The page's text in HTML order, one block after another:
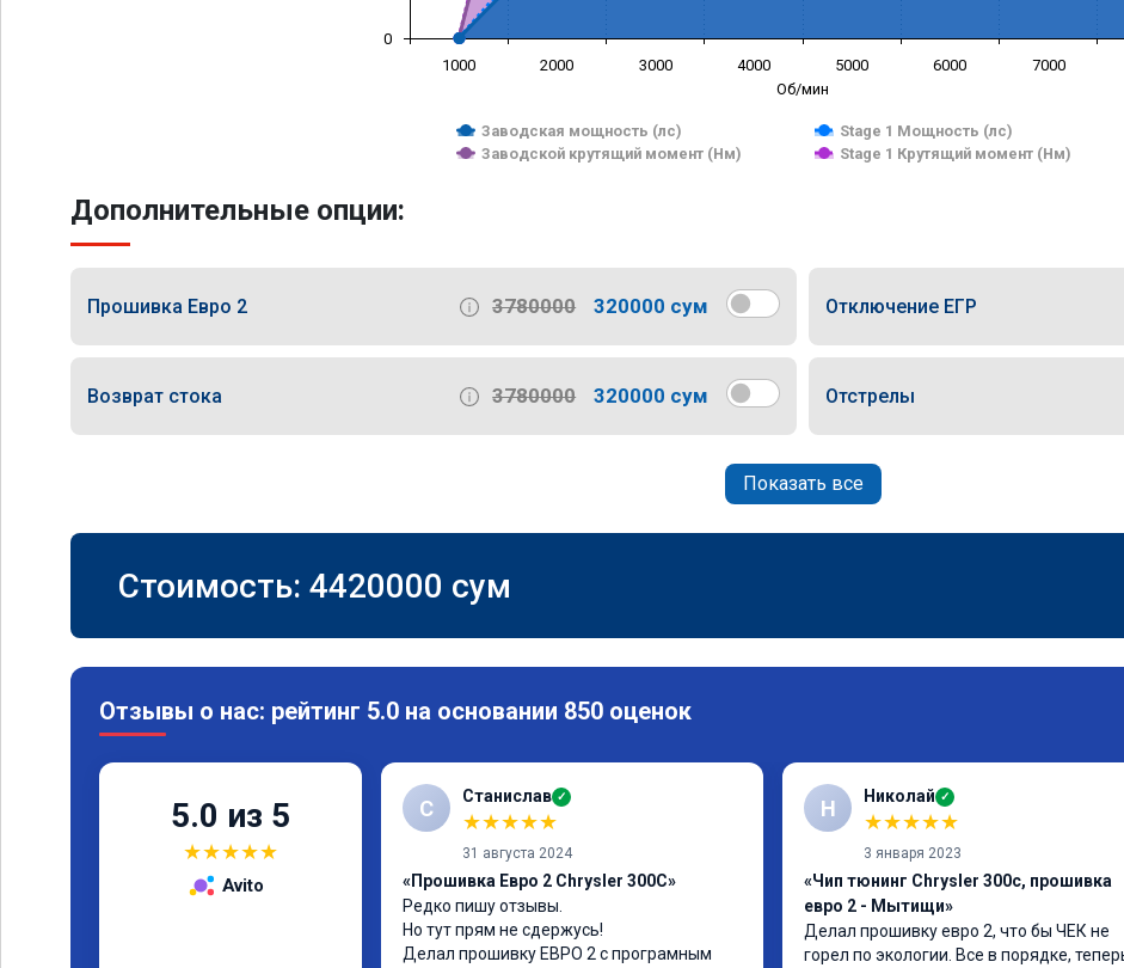
Об/мин
Заводская мощность (лс)
Stage 1 Мощность (лс)
Заводской крутящий момент (Нм)
Stage 1 Крутящий момент (Нм)
1000 2000 3000 4000 5000 6000 7000
0
Дополнительные опции:
Прошивка Евро 2 3780000 320000 сум Отключение ЕГР
Возврат стока 3780000 320000 сум Отстрелы
Показать все
Стоимость: 4420000 сум
Отзывы о нас: рейтинг 5.0 на основании 850 оценок
5.0 из 5
★★★★★
Avito
С Станислав ✓
★★★★★
31 августа 2024
«Прошивка Евро 2 Chrysler 300C»
Редко пишу отзывы.
Но тут прям не сдержусь!
Делал прошивку ЕВРО 2 с програмным
Н Николай ✓
★★★★★
3 января 2023
«Чип тюнинг Chrysler 300c, прошивка
евро 2 - Мытищи»
Делал прошивку евро 2, что бы ЧЕК не
горел по экологии. Все в порядке,